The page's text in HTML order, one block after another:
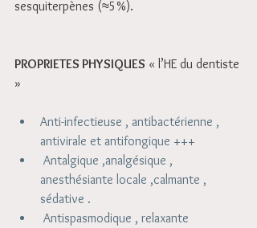
sesquiterpènes (≈5%).
PROPRIETES PHYSIQUES « l’HE du dentiste
»
Anti-infectieuse , antibactérienne ,
antivirale et antifongique +++
anesthésiante locale ,calmante ,
sédative .